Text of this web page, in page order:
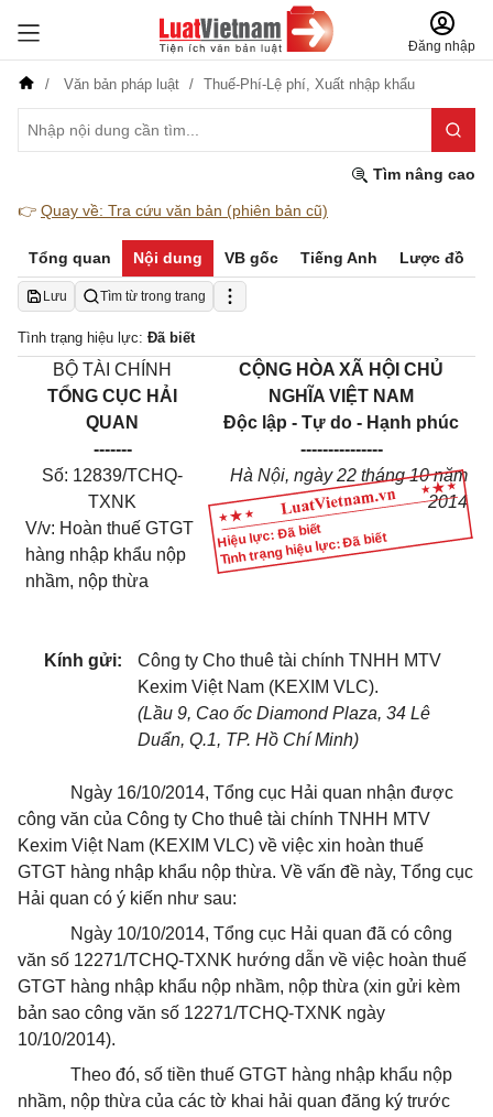
Đăng nhập
Văn bản pháp luật Thuế-Phí-Lệ phí, Xuất nhập khẩu
Tìm nâng cao
👉 Quay về: Tra cứu văn bản (phiên bản cũ)
Tổng quan Nội dung VB gốc Tiếng Anh Lược đồ
Lưu Tìm từ trong trang
Tình trạng hiệu lực: Đã biết
Hiệu lực: Đã biết
Tình trạng hiệu lực: Đã biết
BỘ TÀI CHÍNH
TỔNG CỤC HẢI
QUAN
-------
Số: 12839/TCHQ-
TXNK
V/v: Hoàn thuế GTGT
hàng nhập khẩu nộp
nhầm, nộp thừa
CỘNG HÒA XÃ HỘI CHỦ
NGHĨA VIỆT NAM
Độc lập - Tự do - Hạnh phúc
---------------
Hà Nội, ngày 22 tháng 10 năm
2014
Kính gửi:
Công ty Cho thuê tài chính TNHH MTV
Kexim Việt Nam (KEXIM VLC).
(Lầu 9, Cao ốc Diamond Plaza, 34 Lê
Duẩn, Q.1, TP. Hồ Chí Minh)
Ngày 16/10/2014, Tổng cục Hải quan nhận được
công văn của Công ty Cho thuê tài chính TNHH MTV
Kexim Việt Nam (KEXIM VLC) về việc xin hoàn thuế
GTGT hàng nhập khẩu nộp thừa. Về vấn đề này, Tổng cục
Hải quan có ý kiến như sau:
Ngày 10/10/2014, Tổng cục Hải quan đã có công
văn số 12271/TCHQ-TXNK hướng dẫn về việc hoàn thuế
GTGT hàng nhập khẩu nộp nhầm, nộp thừa (xin gửi kèm
bản sao công văn số 12271/TCHQ-TXNK ngày
10/10/2014).
Theo đó, số tiền thuế GTGT hàng nhập khẩu nộp
nhầm, nộp thừa của các tờ khai hải quan đăng ký trước